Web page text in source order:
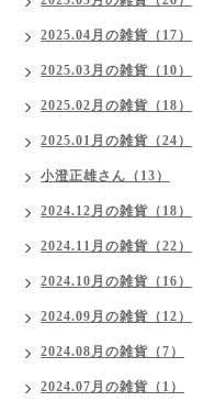
2025.04月の雑貨（17）
2025.03月の雑貨（10）
2025.02月の雑貨（18）
2025.01月の雑貨（24）
小澄正雄さん（13）
2024.12月の雑貨（18）
2024.11月の雑貨（22）
2024.10月の雑貨（16）
2024.09月の雑貨（12）
2024.08月の雑貨（7）
2024.07月の雑貨（1）